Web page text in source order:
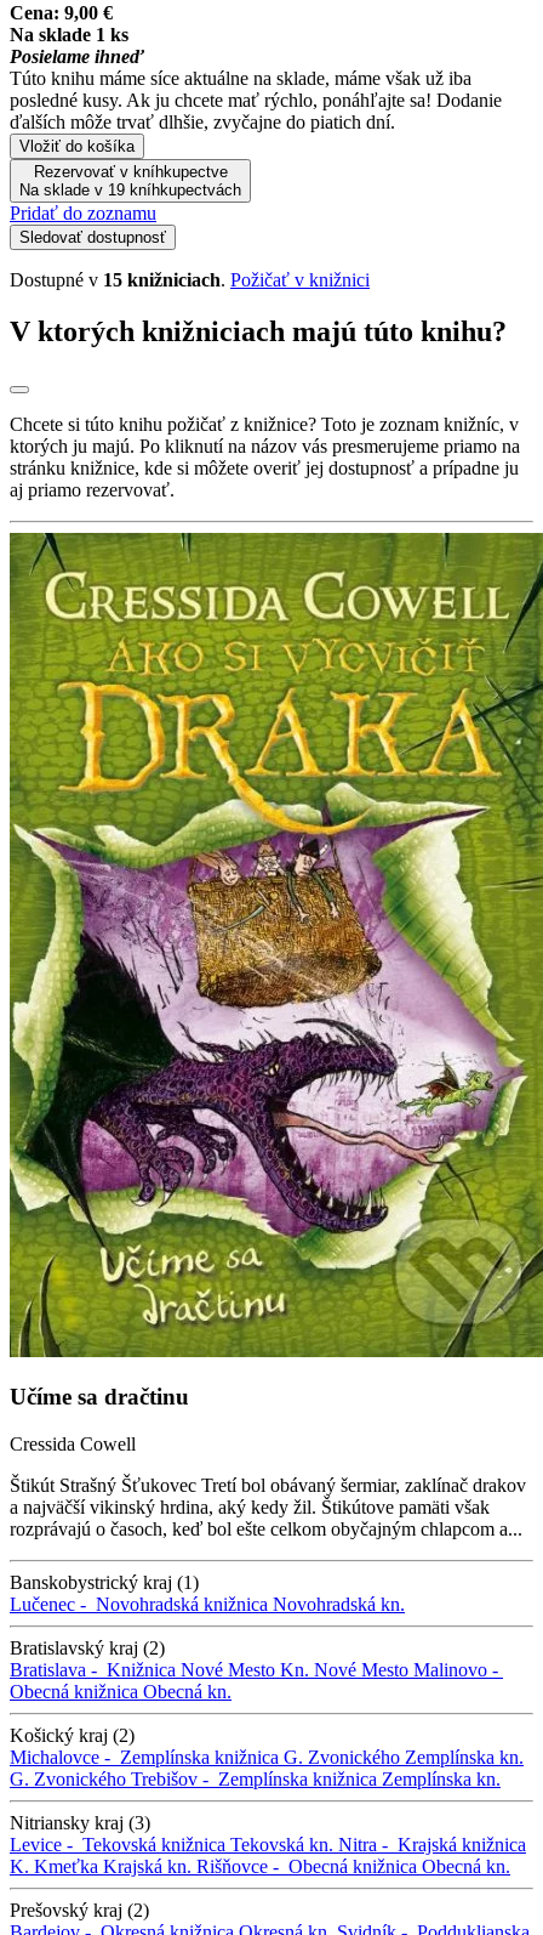
Cena: 9,00 €
Na sklade 1 ks
Posielame ihneď
Túto knihu máme síce aktuálne na sklade, máme však už iba
posledné kusy. Ak ju chcete mať rýchlo, ponáhľajte sa! Dodanie
ďalších môže trvať dlhšie, zvyčajne do piatich dní.
Vložiť do košíka
Rezervovať v kníhkupectve
Na sklade v 19 kníhkupectvách
Pridať do zoznamu
Sledovať dostupnosť
Dostupné v 15 knižniciach. Požičať v knižnici
V ktorých knižniciach majú túto knihu?
Chcete si túto knihu požičať z knižnice? Toto je zoznam knižníc, v
ktorých ju majú. Po kliknutí na názov vás presmerujeme priamo na
stránku knižnice, kde si môžete overiť jej dostupnosť a prípadne ju
aj priamo rezervovať.
Učíme sa dračtinu
Cressida Cowell
Štikút Strašný Šťukovec Tretí bol obávaný šermiar, zaklínač drakov
a najväčší vikinský hrdina, aký kedy žil. Štikútove pamäti však
rozprávajú o časoch, keď bol ešte celkom obyčajným chlapcom a...
Banskobystrický kraj (1)
Lučenec - Novohradská knižnica Novohradská kn.
Bratislavský kraj (2)
Bratislava - Knižnica Nové Mesto Kn. Nové Mesto Malinovo -
Obecná knižnica Obecná kn.
Košický kraj (2)
Michalovce - Zemplínska knižnica G. Zvonického Zemplínska kn.
G. Zvonického Trebišov - Zemplínska knižnica Zemplínska kn.
Nitriansky kraj (3)
Levice - Tekovská knižnica Tekovská kn. Nitra - Krajská knižnica
K. Kmeťka Krajská kn. Rišňovce - Obecná knižnica Obecná kn.
Prešovský kraj (2)